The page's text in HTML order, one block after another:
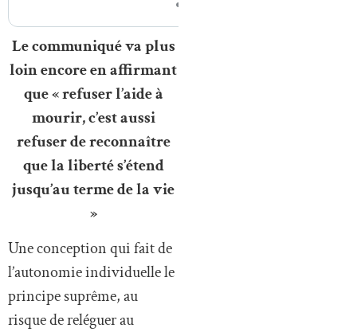
Le communiqué va plus
loin encore en affirmant
que « refuser l’aide à
mourir, c’est aussi
refuser de reconnaître
que la liberté s’étend
jusqu’au terme de la vie
»
Une conception qui fait de
l’autonomie individuelle le
principe suprême, au
risque de reléguer au